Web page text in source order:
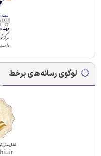
لوگوی رسانه‌های برخط